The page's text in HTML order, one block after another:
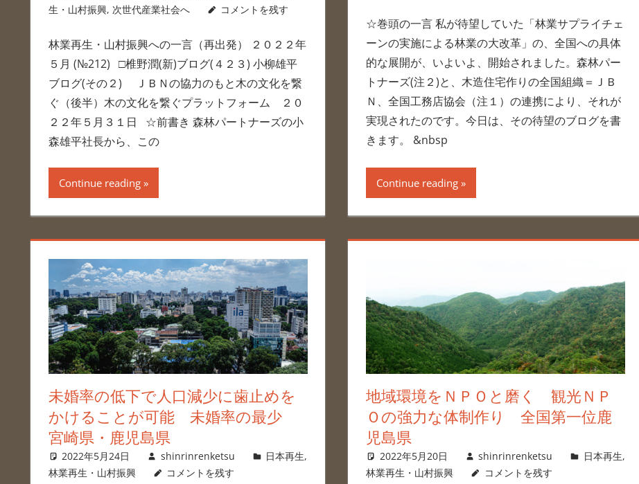
生・山村振興, 次世代産業社会へ コメントを残す
林業再生・山村振興への一言（再出発） ２０２２年
５月 (№212) □椎野潤(新)ブログ(４２３) 小柳雄平
ブログ(その２) ＪＢＮの協力のもと木の文化を繋
ぐ（後半）木の文化を繋ぐプラットフォーム ２０
２２年５月３１日 ☆前書き 森林パートナーズの小
森雄平社長から、この
Continue reading
☆巻頭の一言 私が待望していた「林業サプライチェ
ーンの実施による林業の大改革」の、全国への具体
的な展開が、いよいよ、開始されました。森林パー
トナーズ(注２)と、木造住宅作りの全国組織＝ＪＢ
Ｎ、全国工務店協会（注１）の連携により、それが
実現されたのです。今日は、その待望のブログを書
きます。 &nbsp
Continue reading
未婚率の低下で人口減少に歯止めを
かけることが可能 未婚率の最少
宮崎県・鹿児島県
2022年5月24日 shinrinrenketsu 日本再生,
林業再生・山村振興
コメントを残す
地域環境をＮＰＯと磨く 観光ＮＰ
Ｏの強力な体制作り 全国第一位鹿
児島県
2022年5月20日 shinrinrenketsu 日本再生,
林業再生・山村振興
コメントを残す